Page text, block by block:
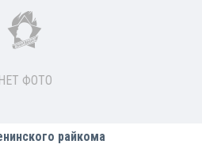
НЕТ ФОТО
райкома